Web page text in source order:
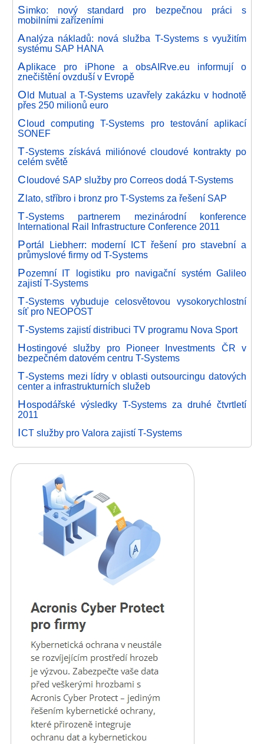
Simko: nový standard pro bezpečnou práci s
mobilními zařízeními
Analýza nákladů: nová služba T-Systems s využitím
systému SAP HANA
Aplikace pro iPhone a obsAIRve.eu informují o
znečištění ovzduší v Evropě
Old Mutual a T-Systems uzavřely zakázku v hodnotě
přes 250 milionů euro
Cloud computing T-Systems pro testování aplikací
SONEF
T-Systems získává miliónové cloudové kontrakty po
celém světě
Cloudové SAP služby pro Correos dodá T-Systems
Zlato, stříbro i bronz pro T-Systems za řešení SAP
T-Systems partnerem mezinárodní konference
International Rail Infrastructure Conference 2011
Portál Liebherr: moderní ICT řešení pro stavební a
průmyslové firmy od T-Systems
Pozemní IT logistiku pro navigační systém Galileo
zajistí T-Systems
T-Systems vybuduje celosvětovou vysokorychlostní
síť pro NEOPOST
T-Systems zajistí distribuci TV programu Nova Sport
Hostingové služby pro Pioneer Investments ČR v
bezpečném datovém centru T-Systems
T-Systems mezi lídry v oblasti outsourcingu datových
center a infrastrukturních služeb
Hospodářské výsledky T-Systems za druhé čtvrtletí
2011
ICT služby pro Valora zajistí T-Systems